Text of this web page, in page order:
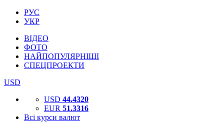
РУС
УКР
ВІДЕО
ФОТО
НАЙПОПУЛЯРНІШІ
СПЕЦПРОЕКТИ
USD
USD 44.4320
EUR 51.3316
Всі курси валют